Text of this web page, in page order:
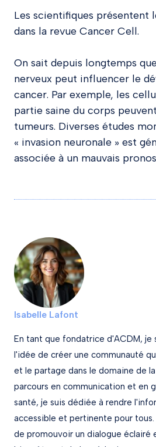
Les scientifiques présentent
dans la revue Cancer Cell.
On sait depuis longtemps
nerveux peut influencer le
cancer. Par exemple, les
partie saine du corps
tumeurs. Diverses études
« invasion neuronale » est
associée à un mauvais
Isabelle Lafont
En tant que fondatrice d'ACDM, je
l'idée de créer une communauté
et le partage dans le domaine de
parcours en communication et en
santé, je suis dédiée à rendre
accessible et pertinente pour
de promouvoir un dialogue éclairé